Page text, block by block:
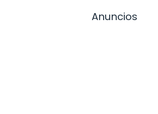
Anuncios